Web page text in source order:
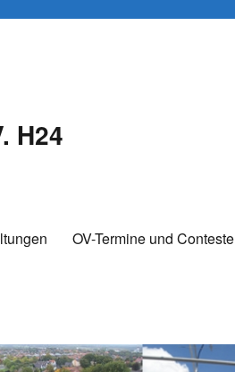
H24
OV-Termine und Conteste